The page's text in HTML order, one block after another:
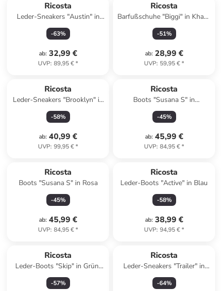
Ricosta
Leder-Sneakers "Austin" in
Grau
-63%
ab: 32,99 €
UVP: 89,95 €*
Ricosta
Barfußschuhe "Biggi" in Khaki/
Orange/ Grau
-51%
ab: 28,99 €
UVP: 59,95 €*
Ricosta
Leder-Sneakers "Brooklyn" in
Lila
-58%
ab: 40,99 €
UVP: 99,95 €*
Ricosta
Boots "Susana S" in
Dunkelblau
-45%
ab: 45,99 €
UVP: 84,95 €*
Ricosta
Boots "Susana S" in Rosa
-45%
ab: 45,99 €
UVP: 84,95 €*
Ricosta
Leder-Boots "Active" in Blau
-58%
ab: 38,99 €
UVP: 94,95 €*
Ricosta
Leder-Boots "Skip" in Grün/
Grau
-57%
Ricosta
Leder-Sneakers "Trailer" in
Khaki/ Grau
-64%